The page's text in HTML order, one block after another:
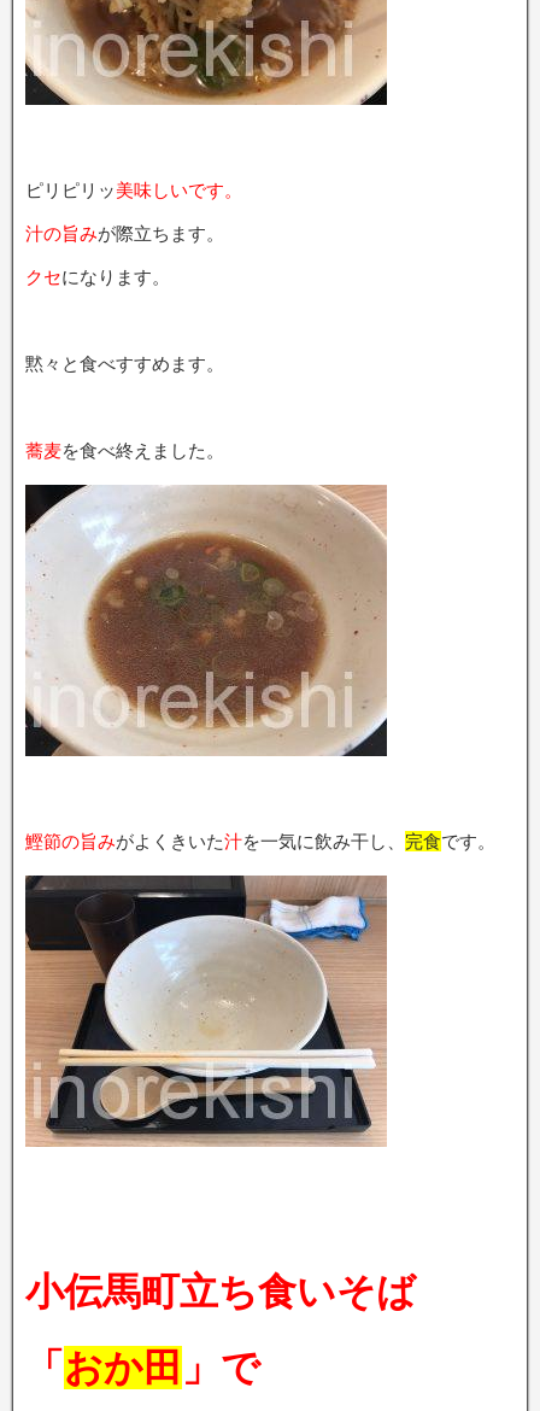
ピリピリッ美味しいです。
汁の旨みが際立ちます。
クセになります。
黙々と食べすすめます。
蕎麦を食べ終えました。
鰹節の旨みがよくきいた汁を一気に飲み干し、 完食です。
小伝馬町立ち食いそば
「 おか田 」で